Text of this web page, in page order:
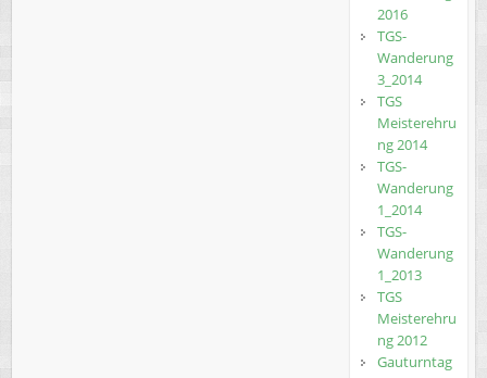
2016
TGS-
Wanderung
3_2014
TGS
Meisterehru
ng 2014
TGS-
Wanderung
1_2014
TGS-
Wanderung
1_2013
TGS
Meisterehru
ng 2012
Gauturntag